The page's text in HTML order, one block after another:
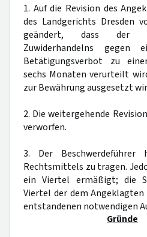
1. Auf die Revision des
des Landgerichts Dresden
geändert, dass der
Zuwiderhandelns gegen
Betätigungsverbot zu
sechs Monaten verurteilt
zur Bewährung ausgesetzt
2. Die weitergehende
verworfen.
3. Der
Rechtsmittels zu tragen.
ein Viertel ermäßigt; die
Viertel der dem
entstandenen notwendigen
Gründe